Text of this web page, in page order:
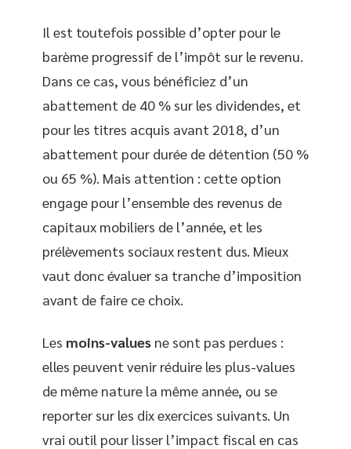
Il est toutefois possible d’opter pour le
barème progressif de l’impôt sur le revenu.
Dans ce cas, vous bénéficiez d’un
abattement de 40 % sur les dividendes, et
pour les titres acquis avant 2018, d’un
abattement pour durée de détention (50 %
ou 65 %). Mais attention : cette option
engage pour l’ensemble des revenus de
capitaux mobiliers de l’année, et les
prélèvements sociaux restent dus. Mieux
vaut donc évaluer sa tranche d’imposition
avant de faire ce choix.
Les moins-values ne sont pas perdues :
elles peuvent venir réduire les plus-values
de même nature la même année, ou se
reporter sur les dix exercices suivants. Un
vrai outil pour lisser l’impact fiscal en cas